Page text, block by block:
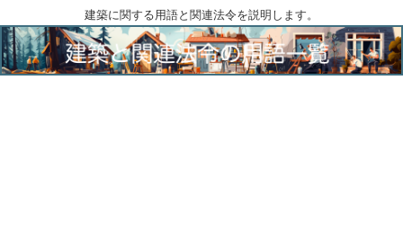
建築に関する用語と関連法令を説明します。